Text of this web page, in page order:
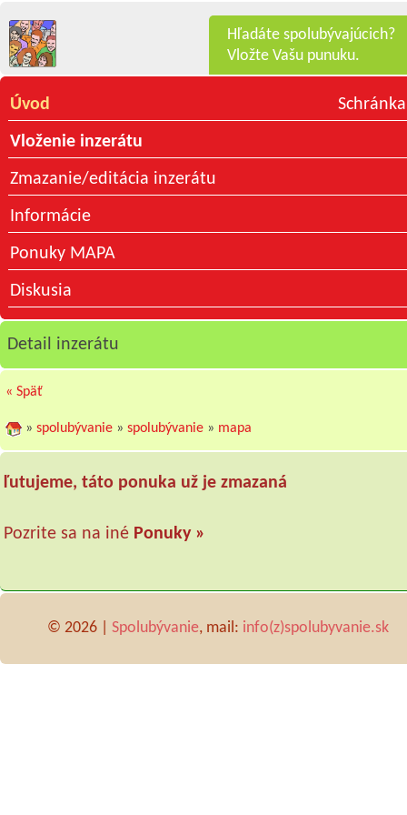
Hľadáte spolubývajúcich?
Vložte Vašu punuku.
Úvod
Vloženie inzerátu
Zmazanie/editácia inzerátu
Informácie
Ponuky MAPA
Diskusia
Detail inzerátu
« Späť
»spolubývanie »spolubývanie » mapa
ľutujeme, táto ponuka už je zmazaná
Pozrite sa na iné Ponuky »
© 2026 | Spolubývanie, mail: info(z)spolubyvanie.sk